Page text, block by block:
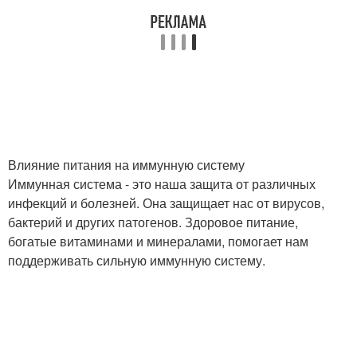
Влияние питания на иммунную систему
Иммунная система - это наша защита от различных
инфекций и болезней. Она защищает нас от вирусов,
бактерий и других патогенов. Здоровое питание,
богатые витаминами и минералами, помогает нам
поддерживать сильную иммунную систему.